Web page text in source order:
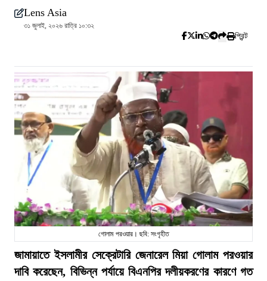
Lens Asia
৩১ জুলাই, ২০২৬ রাত্রি ১০:৩২
প্রিন্ট
গোলাম পরওয়ার। ছবি: সংগৃহীত
জামায়াতে ইসলামীর সেক্রেটারি জেনারেল মিয়া গোলাম পরওয়ার
দাবি করেছেন, বিভিন্ন পর্যায়ে বিএনপির দলীয়করণের কারণে গত